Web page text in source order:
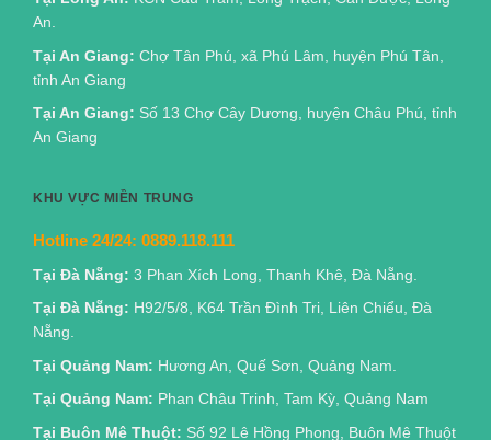
An.
Tại An Giang: Chợ Tân Phú, xã Phú Lâm, huyện Phú Tân,
tỉnh An Giang
Tại An Giang: Số 13 Chợ Cây Dương, huyện Châu Phú, tỉnh
An Giang
KHU VỰC MIỀN TRUNG
Hotline 24/24: 0889.118.111
Tại Đà Nẵng: 3 Phan Xích Long, Thanh Khê, Đà Nẵng.
Tại Đà Nẵng: H92/5/8, K64 Trần Đình Tri, Liên Chiểu, Đà
Nẵng.
Tại Quảng Nam: Hương An, Quế Sơn, Quảng Nam.
Tại Quảng Nam: Phan Châu Trinh, Tam Kỳ, Quảng Nam
Tại Buôn Mê Thuột: Số 92 Lê Hồng Phong, Buôn Mê Thuột